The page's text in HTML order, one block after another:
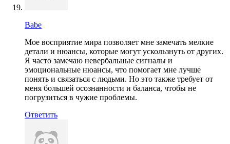
Babe
Мое восприятие мира позволяет мне замечать мелкие
детали и нюансы, которые могут ускользнуть от других.
Я часто замечаю невербальные сигналы и
эмоциональные нюансы, что помогает мне лучше
понять и связаться с людьми. Но это также требует от
меня большей осознанности и баланса, чтобы не
погрузиться в чужие проблемы.
Ответить